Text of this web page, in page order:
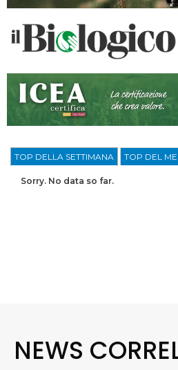
TOP DELLA SETTIMANA TOP DEL
Sorry. No data so far.
NEWS